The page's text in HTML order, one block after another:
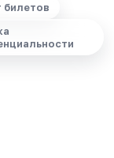
билетов